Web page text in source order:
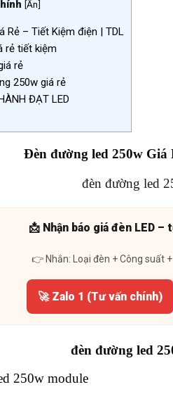
[Ẩn]
Rẻ – Tiết Kiệm điện | TDL
rẻ tiết kiệm
rẻ
250w giá rẻ
ĐẠT LED
Đèn đường led 250w Giá
📩 Nhận báo giá đèn LED –
👉 Nhắn: Loại đèn + Công suất
🚀 Zalo 1 (Tư vấn chính)
đèn đường led
250w module